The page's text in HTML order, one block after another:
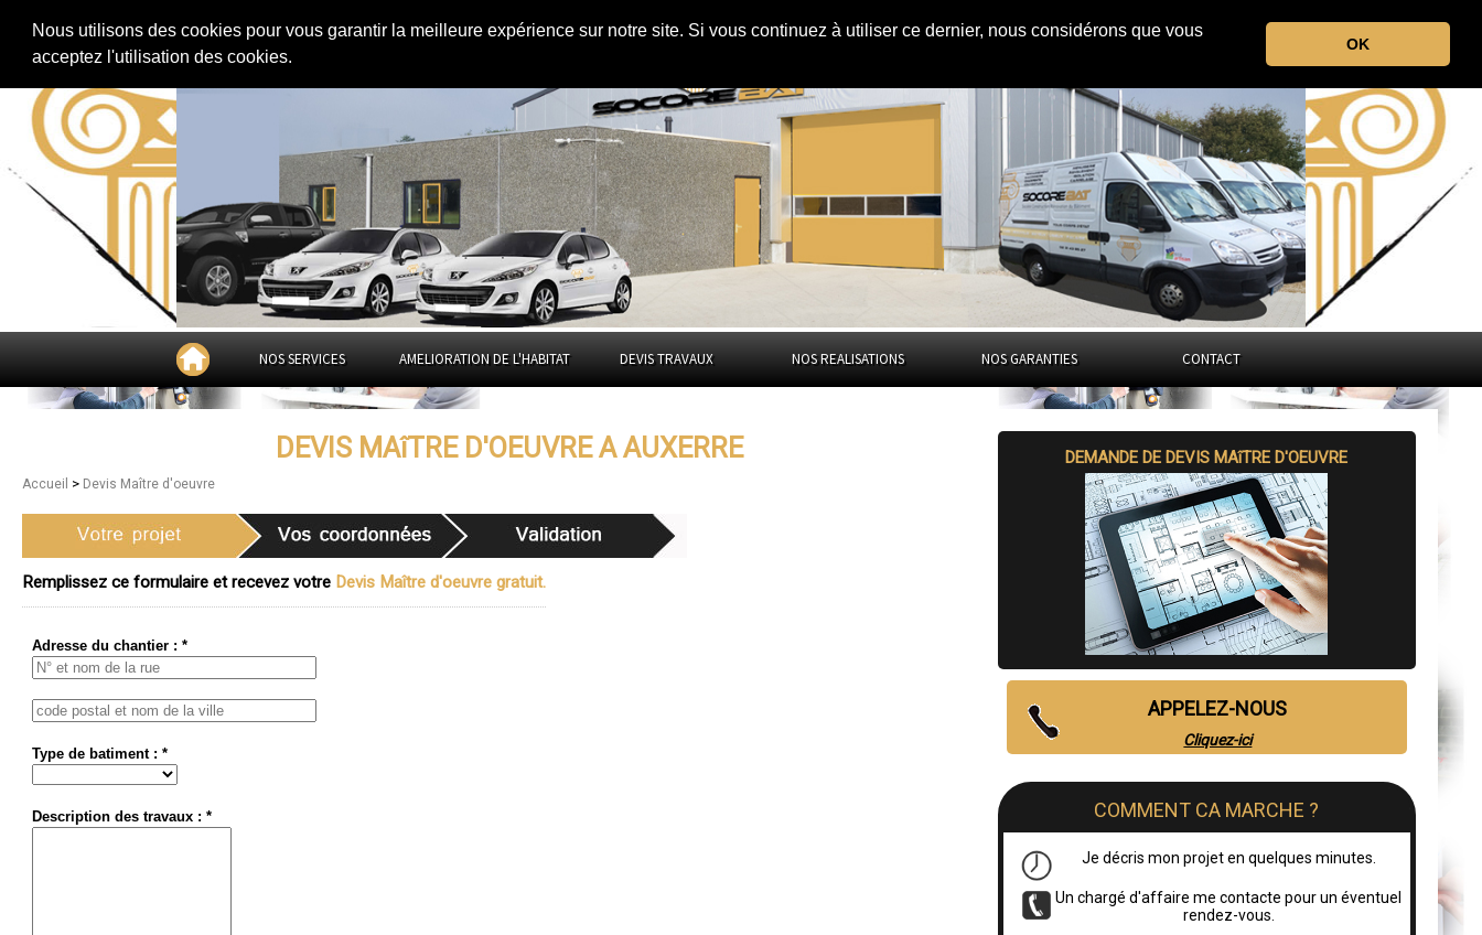
Nous utilisons des cookies pour vous garantir la meilleure expérience sur notre site. Si vous continuez à utiliser ce dernier, nous considérons que vous
acceptez l'utilisation des cookies.
OK
Devis Maître d'oeuvre àAuxerre
l'Yonne
Bourgogne-Franche-Comté
NOS SERVICES AMELIORATION DE L'HABITAT DEVIS TRAVAUX NOS REALISATIONS NOS GARANTIES CONTACT
DEMANDE DE DEVIS MAîTRE D'OEUVRE
APPELEZ-NOUS
Cliquez-ici
COMMENT CA MARCHE ?
Je décris mon projet en quelques minutes.
Un chargé d'affaire me contacte pour un éventuel
rendez-vous.
DEVIS MAîTRE D'OEUVRE A AUXERRE
Accueil > Devis Maître d'oeuvre
Remplissez ce formulaire et recevez votre Devis Maître d'oeuvre gratuit.
Adresse du chantier : *
Type de batiment : *
Description des travaux : *